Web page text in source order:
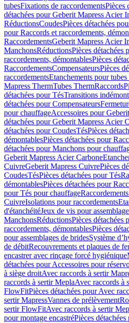
tubesFixations de raccordementsPièces
détachées pour Geberit Mapress Acier
RéductionsCoudesPièces détachées
pour Raccords et raccordements,
RaccordementsGeberit Mapress Acier
ManchonsRéductionsPièces détachées
raccordements, démontablesPièces
RaccordementsCompensateursPièces
raccordementsEtanchements pour tubes
Mapress ThermTubes ThermRaccords
détachées pour TésTransitions
détachées pour Compensateurs
pour chauffageAccessoires pour
détachées pour Geberit Mapress Acier
détachées pour CoudesTésPièces
démontablesPièces détachées pour
détachées pour Manchons pour
Geberit Mapress Acier Carbone
CuivreGeberit Mapress CuivrePièces
CoudesTésPièces détachées pour Tés
démontablesPièces détachées pour
pour Tés pour chauffage
CuivreIsolations pour raccordements
d'étanchéitéJeux de vis pour
ManchonsRéductionsPièces détachées
raccordements, démontablesPièces
pour assemblages de bridesSystème
de débitRecouvrements et plaques de
encastrer avec rinçage forcé hygiénique
détachées pour Accessoires pour
à siège droitAvec raccords à sertir
raccords à sertir MeplaAvec raccords à
FlowFitPièces détachées pour Avec
sertir MapressVannes de prélèvement
sertir FlowFitAvec raccords à sertir
pour montage encastréPièces